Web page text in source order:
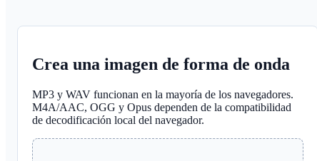
Crea una imagen de forma de onda
MP3 y WAV funcionan en la mayoría de los navegadores.
M4A/AAC, OGG y Opus dependen de la compatibilidad
de decodificación local del navegador.